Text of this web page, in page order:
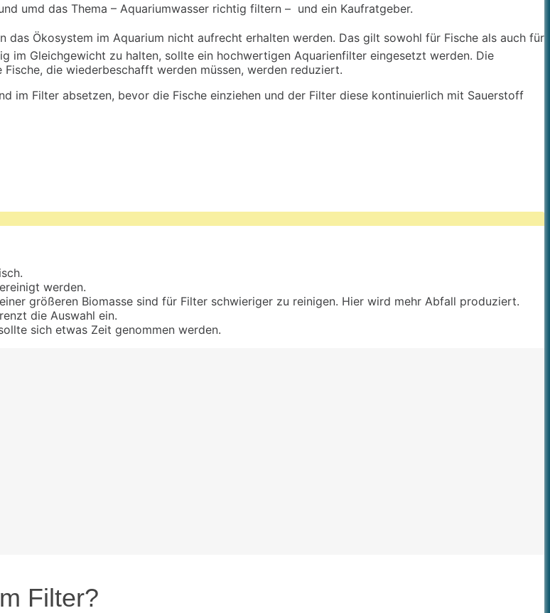
umd das Thema – Aquariumwasser richtig filtern – und ein Kaufratgeber.
das Ökosystem im Aquarium nicht aufrecht erhalten werden. Das gilt sowohl für Fische als auch für
im Gleichgewicht zu halten, sollte ein hochwertigen Aquarienfilter eingesetzt werden. Die
die wiederbeschafft werden müssen, werden reduziert.
im Filter absetzen, bevor die Fische einziehen und der Filter diese kontinuierlich mit Sauerstoff
werden.
größeren Biomasse sind für Filter schwieriger zu reinigen. Hier wird mehr Abfall produziert.
die Auswahl ein.
sich etwas Zeit genommen werden.
Filter?